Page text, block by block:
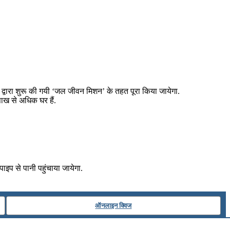
शुरू की गयी ‘जल जीवन मिशन’ के तहत पूरा किया जायेगा.
से अधिक घर हैं.
से पानी पहुंचाया जायेगा.
ऑनलाइन क्विज